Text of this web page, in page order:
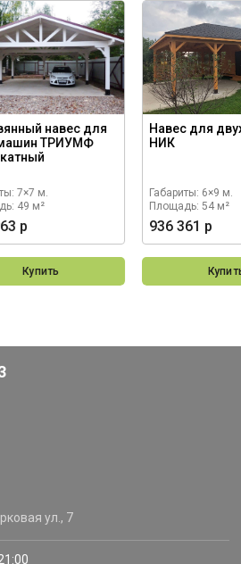
навес для
ТРИУМФ
7×7 м.
49 м²
р
Купить
Навес для
НИК
Габариты: 6×9 м.
Площадь: 54 м²
936 361 р
ул., 7